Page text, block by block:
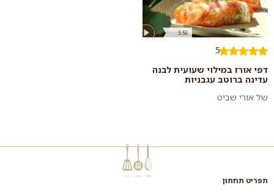
5:56
5
דפי אורז במילוי שעועית לבנה
עדינה ברוטב עגבניות
של אורי שביט
תפריט תחתון